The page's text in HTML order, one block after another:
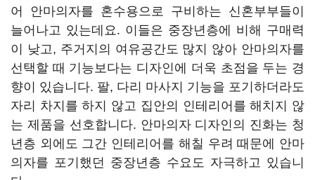
어 안마의자를 혼수용으로 구비하는 신혼부부들이
늘어나고 있는데요. 이들은 중장년층에 비해 구매력
이 낮고, 주거지의 여유공간도 많지 않아 안마의자를
선택할 때 기능보다는 디자인에 더욱 초점을 두는 경
향이 있습니다. 팔, 다리 마사지 기능을 포기하더라도
자리 차지를 하지 않고 집안의 인테리어를 해치지 않
는 제품을 선호합니다. 안마의자 디자인의 진화는 청
년층 외에도 그간 인테리어를 해칠 우려 때문에 안마
의자를 포기했던 중장년층 수요도 자극하고 있습니